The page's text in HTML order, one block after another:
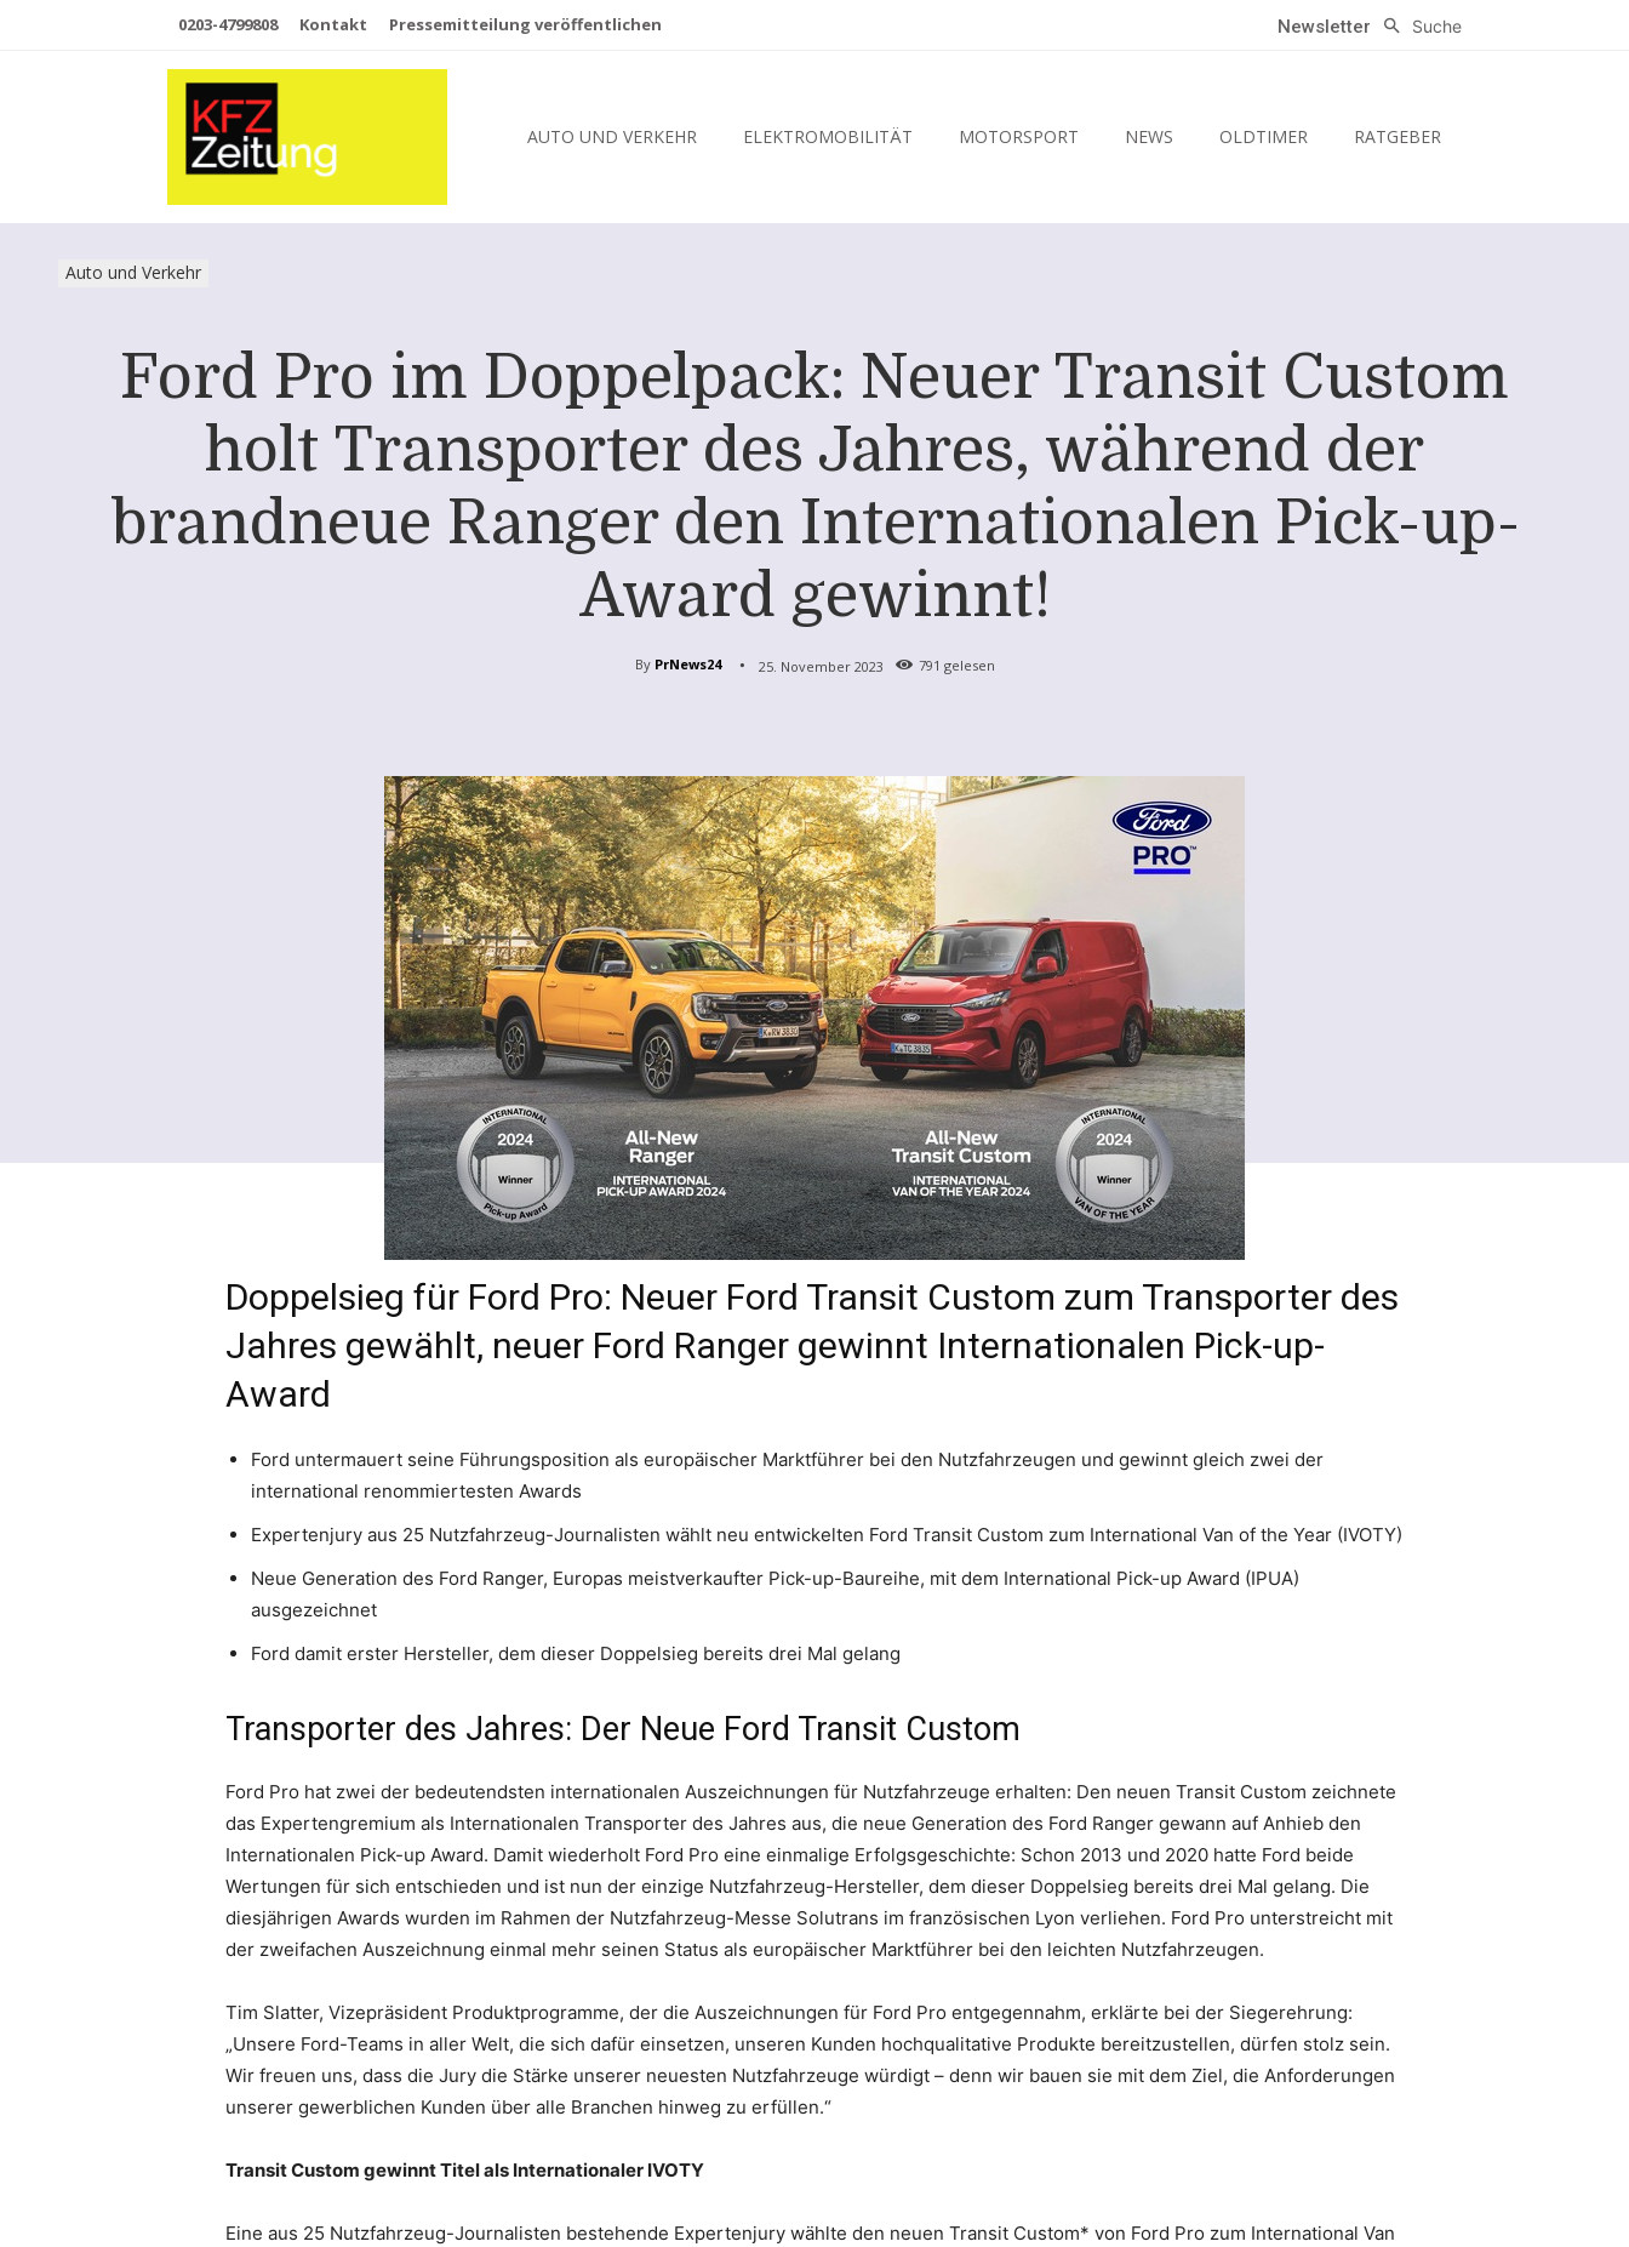
0203-4799808 Kontakt Pressemitteilung veröffentlichen Newsletter Suche
AUTO UND VERKEHR ELEKTROMOBILITÄT MOTORSPORT NEWS OLDTIMER RATGEBER
Auto und Verkehr
Ford Pro im Doppelpack: Neuer Transit Custom
holt Transporter des Jahres, während der
brandneue Ranger den Internationalen Pick-up-
Award gewinnt!
By PrNews24 25. November 2023 791 gelesen
Doppelsieg für Ford Pro: Neuer Ford Transit Custom zum Transporter des
Jahres gewählt, neuer Ford Ranger gewinnt Internationalen Pick-up-
Award
Ford untermauert seine Führungsposition als europäischer Marktführer bei den Nutzfahrzeugen und gewinnt gleich zwei der
international renommiertesten Awards
Expertenjury aus 25 Nutzfahrzeug-Journalisten wählt neu entwickelten Ford Transit Custom zum International Van of the Year (IVOTY)
Neue Generation des Ford Ranger, Europas meistverkaufter Pick-up-Baureihe, mit dem International Pick-up Award (IPUA)
ausgezeichnet
Ford damit erster Hersteller, dem dieser Doppelsieg bereits drei Mal gelang
Transporter des Jahres: Der Neue Ford Transit Custom
Ford Pro hat zwei der bedeutendsten internationalen Auszeichnungen für Nutzfahrzeuge erhalten: Den neuen Transit Custom zeichnete
das Expertengremium als Internationalen Transporter des Jahres aus, die neue Generation des Ford Ranger gewann auf Anhieb den
Internationalen Pick-up Award. Damit wiederholt Ford Pro eine einmalige Erfolgsgeschichte: Schon 2013 und 2020 hatte Ford beide
Wertungen für sich entschieden und ist nun der einzige Nutzfahrzeug-Hersteller, dem dieser Doppelsieg bereits drei Mal gelang. Die
diesjährigen Awards wurden im Rahmen der Nutzfahrzeug-Messe Solutrans im französischen Lyon verliehen. Ford Pro unterstreicht mit
der zweifachen Auszeichnung einmal mehr seinen Status als europäischer Marktführer bei den leichten Nutzfahrzeugen.
Tim Slatter, Vizepräsident Produktprogramme, der die Auszeichnungen für Ford Pro entgegennahm, erklärte bei der Siegerehrung:
„Unsere Ford-Teams in aller Welt, die sich dafür einsetzen, unseren Kunden hochqualitative Produkte bereitzustellen, dürfen stolz sein.
Wir freuen uns, dass die Jury die Stärke unserer neuesten Nutzfahrzeuge würdigt – denn wir bauen sie mit dem Ziel, die Anforderungen
unserer gewerblichen Kunden über alle Branchen hinweg zu erfüllen.“
Transit Custom gewinnt Titel als Internationaler IVOTY
Eine aus 25 Nutzfahrzeug-Journalisten bestehende Expertenjury wählte den neuen Transit Custom* von Ford Pro zum International Van